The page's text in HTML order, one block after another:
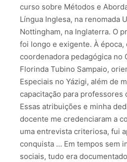
curso sobre Métodos e
Língua Inglesa, na renomada
Nottingham, na Inglaterra. O
foi longo e exigente. À época,
coordenadora pedagógica no
Florinda Tubino Sampaio,
Especiais no Yázigi, além de
capacitação para professores
Essas atribuições e minha
docente me credenciaram a
uma entrevista criteriosa, fui
conquista … Em tempos sem
sociais, tudo era